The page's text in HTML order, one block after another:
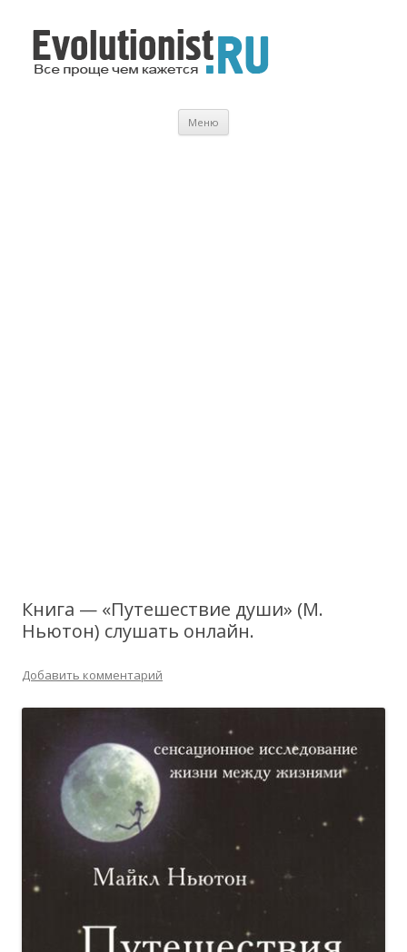
Evolutionist.ru
Все проще чем кажется…
Меню
Книга — «Путешествие души» (М.
Ньютон) слушать онлайн.
Добавить комментарий